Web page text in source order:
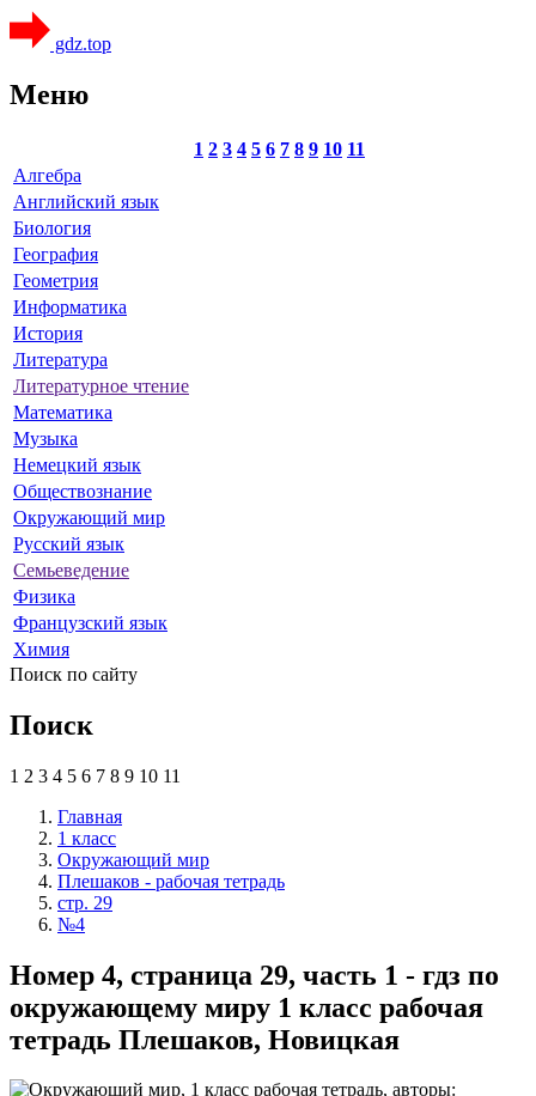
gdz.top
Меню
1 2 3 4 5 6 7 8 9 10 11
Алгебра
Английский язык
Биология
География
Геометрия
Информатика
История
Литература
Литературное чтение
Математика
Музыка
Немецкий язык
Обществознание
Окружающий мир
Русский язык
Семьеведение
Физика
Французский язык
Химия
Поиск по сайту
Поиск
1 2 3 4 5 6 7 8 9 10 11
Главная
1 класс
Окружающий мир
Плешаков - рабочая тетрадь
стр. 29
№4
Номер 4, страница 29, часть 1 - гдз по
окружающему миру 1 класс рабочая
тетрадь Плешаков, Новицкая